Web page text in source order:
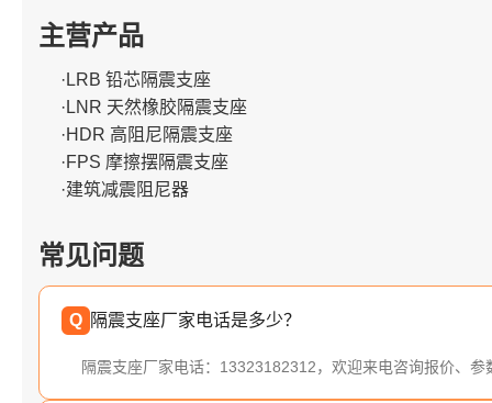
主营产品
·LRB 铅芯隔震支座
·LNR 天然橡胶隔震支座
·HDR 高阻尼隔震支座
·FPS 摩擦摆隔震支座
·建筑减震阻尼器
常见问题
Q 隔震支座厂家电话是多少？
隔震支座厂家电话：13323182312，欢迎来电咨询报价、参